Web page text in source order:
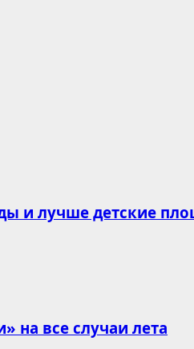
и лучше детские
все случаи лета